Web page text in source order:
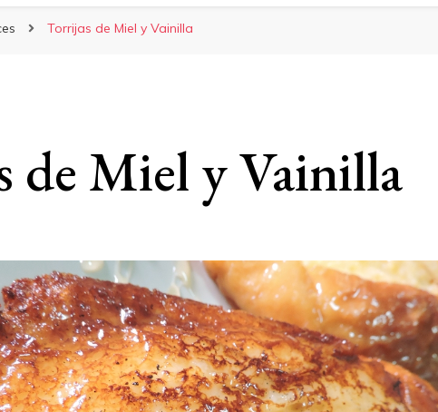
Torrijas de Miel y Vainilla
de Miel y Vainilla